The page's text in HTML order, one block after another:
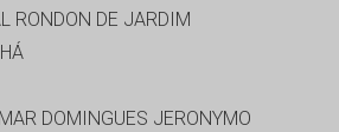
RONDON DE JARDIM
DOMINGUES JERONYMO